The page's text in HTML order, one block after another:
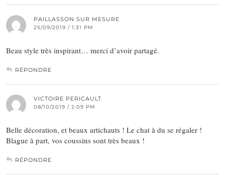
PAILLASSON SUR MESURE
25/09/2019 / 1:31 PM
Beau style très inspirant… merci d’avoir partagé.
RÉPONDRE
VICTOIRE PERICAULT
08/10/2019 / 2:09 PM
Belle décoration, et beaux artichauts ! Le chat à du se régaler !
Blague à part, vos coussins sont très beaux !
RÉPONDRE